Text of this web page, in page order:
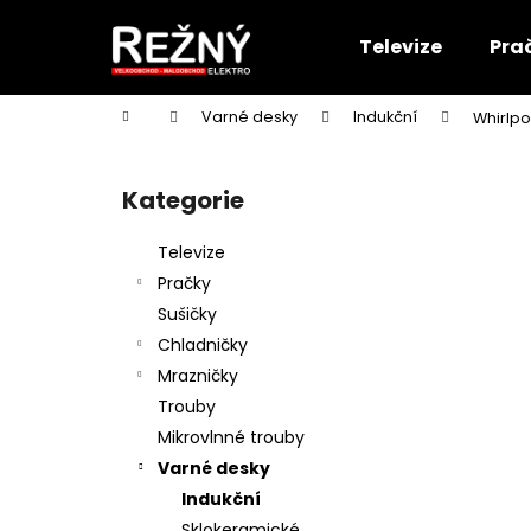
Televize
Domů Varné desky Indukční
Přeskočit
kategorie
Kategorie
Televize
Pračky
Sušičky
Chladničky
Mrazničky
Trouby
Mikrovlnné trouby
Varné desky
Indukční
í
Zpět
do
Zpět
do